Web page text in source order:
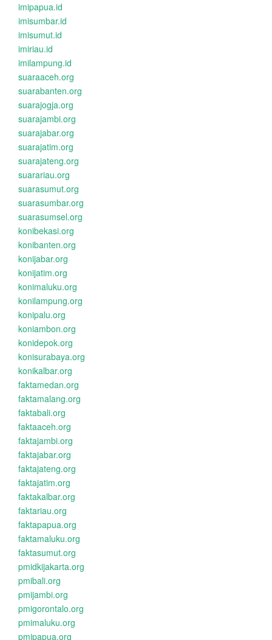
imipapua.id
imisumbar.id
imisumut.id
imiriau.id
imilampung.id
suaraaceh.org
suarabanten.org
suarajogja.org
suarajambi.org
suarajabar.org
suarajatim.org
suarajateng.org
suarariau.org
suarasumut.org
suarasumbar.org
suarasumsel.org
konibekasi.org
konibanten.org
konijabar.org
konijatim.org
konimaluku.org
konilampung.org
konipalu.org
koniambon.org
konidepok.org
konisurabaya.org
konikalbar.org
faktamedan.org
faktamalang.org
faktabali.org
faktaaceh.org
faktajambi.org
faktajabar.org
faktajateng.org
faktajatim.org
faktakalbar.org
faktariau.org
faktapapua.org
faktamaluku.org
faktasumut.org
pmidkijakarta.org
pmibali.org
pmijambi.org
pmigorontalo.org
pmimaluku.org
pmipapua.org